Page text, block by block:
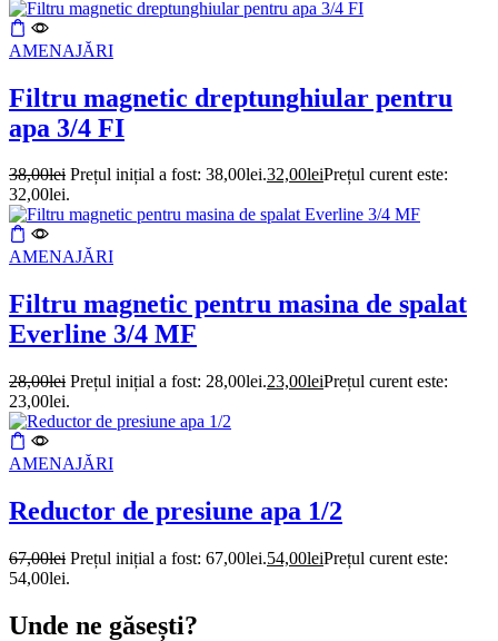
AMENAJĂRI
Filtru magnetic dreptunghiular pentru
apa 3/4 FI
38,00lei Prețul inițial a fost: 38,00lei.32,00leiPrețul curent este:
32,00lei.
AMENAJĂRI
Filtru magnetic pentru masina de spalat
Everline 3/4 MF
28,00lei Prețul inițial a fost: 28,00lei.23,00leiPrețul curent este:
23,00lei.
AMENAJĂRI
Reductor de presiune apa 1/2
67,00lei Prețul inițial a fost: 67,00lei.54,00leiPrețul curent este:
54,00lei.
Unde ne găsești?